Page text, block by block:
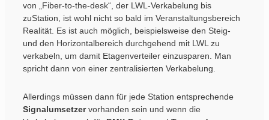
von „Fiber-to-the-desk“, der LWL-Verkabelung bis
zuStation, ist wohl nicht so bald im Veranstaltungsbereich
Realität. Es ist auch möglich, beispielsweise den Steig-
und den Horizontalbereich durchgehend mit LWL zu
verkabeln, um damit Etagenverteiler einzusparen. Man
spricht dann von einer zentralisierten Verkabelung.
Allerdings müssen dann für jede Station entsprechende
Signalumsetzervorhanden sein und wenn die